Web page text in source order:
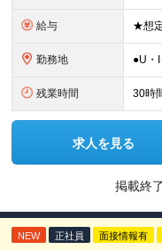
給与
勤務地
残業時間 30時
求人を見る
掲載終
NEW 正社員 面接情報有